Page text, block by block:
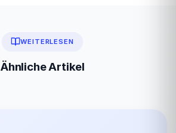
WEITERLESEN
Ähnliche Artikel